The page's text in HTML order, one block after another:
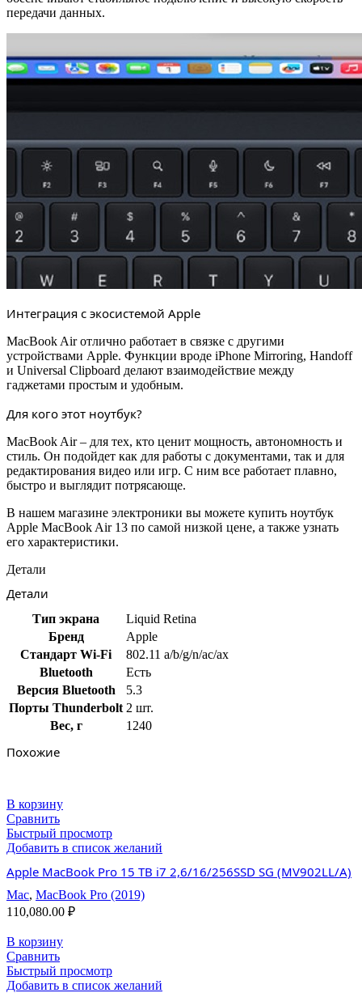
передачи данных.
Интеграция с экосистемой Apple
MacBook Air отлично работает в связке с другими
устройствами Apple. Функции вроде iPhone Mirroring, Handoff
и Universal Clipboard делают взаимодействие между
гаджетами простым и удобным.
Для кого этот ноутбук?
MacBook Air – для тех, кто ценит мощность, автономность и
стиль. Он подойдет как для работы с документами, так и для
редактирования видео или игр. С ним все работает плавно,
быстро и выглядит потрясающе.
В нашем магазине электроники вы можете купить ноутбук
Apple MacBook Air 13 по самой низкой цене, а также узнать
его характеристики.
Детали
Детали
Тип экрана
Liquid Retina
Бренд
Apple
Стандарт Wi-Fi
802.11 a/b/g/n/ac/ax
Bluetooth
Есть
Версия Bluetooth
5.3
Порты Thunderbolt 2 шт.
Вес, г
1240
Похожие
В корзину
Сравнить
Быстрый просмотр
Добавить в список желаний
Apple MacBook Pro 15 TB i7 2,6/16/256SSD SG (MV902LL/A)
Mac, MacBook Pro (2019)
110,080.00 ₽
В корзину
Сравнить
Быстрый просмотр
Добавить в список желаний